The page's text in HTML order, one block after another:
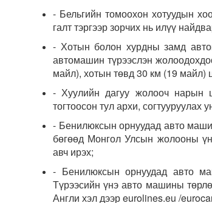
- Бельгийн томоохон хотуудын
галт тэргээр зорчих нь илүү
- Хотын болон хурдны замд
автомашин түрээслэн
майл), хотын төвд 30 км (19 майл)
- Хуулийн дагуу жолооч нарын
тогтоосон тул архи, согтууруулах
- Бенилюксын орнуудад авто
бөгөөд Монгол Улсын жолооны
авч ирэх;
- Бенилюксын орнуудад авто
Түрээсийн үнэ авто машины
Англи хэл дээр eurolines.eu /